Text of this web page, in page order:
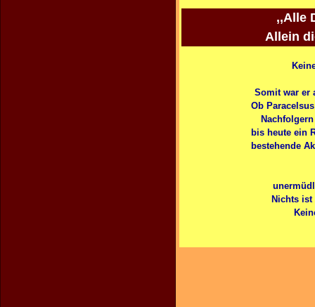
,,Alle
Allein
Somit war er
Ob
bis heute ein
bestehende
Nichts ist